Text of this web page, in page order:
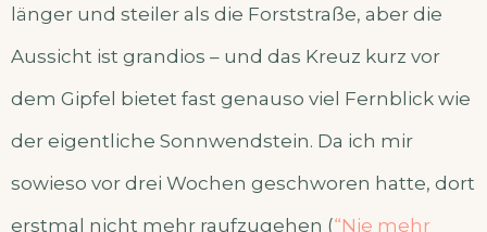
länger und steiler als die Forststraße, aber die
Aussicht ist grandios – und das Kreuz kurz vor
dem Gipfel bietet fast genauso viel Fernblick wie
der eigentliche Sonnwendstein. Da ich mir
sowieso vor drei Wochen geschworen hatte, dort
erstmal nicht mehr raufzugehen (“Nie mehr